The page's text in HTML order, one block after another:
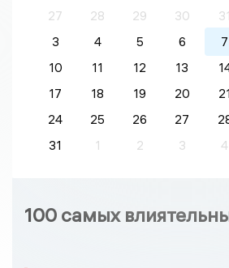
27
28 29 30 31
3
4 5 6 7
10
11 12 13
17
18 19 20 21
24
25 26 27
31
1 2 3 4
100 самых